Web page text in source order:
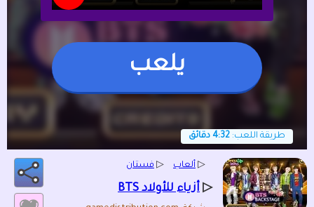
يلعب
طريقة اللعب: 4:32 دقائق
▷ ألعاب ▷ فستان
▷ أزياء للأولاد BTS